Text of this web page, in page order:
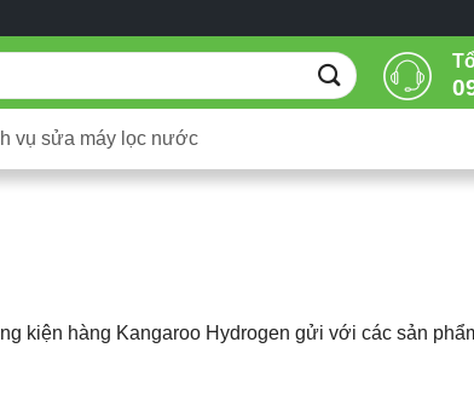
vụ sửa máy lọc nước
kiện hàng Kangaroo Hydrogen gửi với các sản